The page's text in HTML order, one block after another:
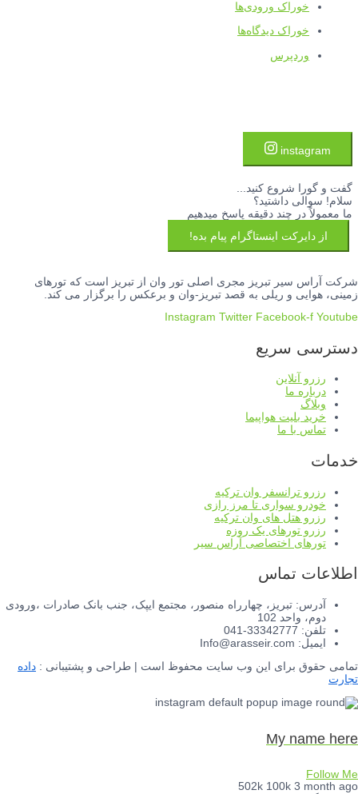
خوراک ورودی‌ها
خوراک دیدگاه‌ها
وردپرس
instagram
گفت و گورا شروع کنید...
سلام! سوالی داشتید؟
ما معمولاً در چند دقیقه پاسخ میدهیم
از دایرکت اینستاگرام پیام بده!
شرکت آراس سیر تبریز مجری اصلی تور وان از تبریز است که تورهای
زمینی، هوایی و ریلی به قصد تبریز-وان و برعکس را برگزار می کند.
Instagram Twitter Facebook-f Youtube
دسترسی سریع
رزرو آنلاین
درباره ما
وبلاگ
خرید بلیت هواپیما
تماس با ما
خدمات
رزرو ترانسفر وان ترکیه
خودرو سواری تا مرز رازی
رزرو هتل های وان ترکیه
رزرو تورهای یک روزه
تورهای اختصاصی آراس سیر
اطلاعات تماس
آدرس: تبریز، چهارراه منصور، مجتمع ایپک، جنب بانک صادرات ،ورودی
دوم، واحد 102
تلفن: 33342777-041
ایمیل: Info@arasseir.com
تمامی حقوق برای این وب سایت محفوظ است | طراحی و پشتیبانی : داده
تجارت
My name here
Follow Me
502k 100k 3 month ago